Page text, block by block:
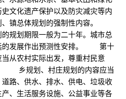
文化遗产保护以及防灾减灾等内
、镇总体规划的强制性内容。
规划期限一般为二十年。城市总
的发展作出预测性安排。 第十
从农村实际出发，尊重村民意
乡规划、村庄规划的内容应当
路、供水、排水、供电、垃圾收
、生活服务设施、公益事业等各